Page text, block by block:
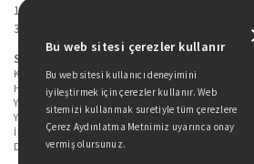
19 Mayıs Cad. Golden Plaza No:1 Kat:10
34360 / Şişli / İstanbul
Sitede Yer Alan Sayfalar
Kitaplarımız
Hakkımızda
Yazarlarımız
Yazar Adayları İçin
İletişim
Duygu Asena Roman Ödülü
Bu web sitesi çerezler kullanır
Bu web sitesi kullanıcı deneyimini
iyileştirmek için çerezler kullanır. Web
sitemizi kullanmak suretiyle tüm çerezlere
Çerez Aydınlatma Metnimiz uyarınca onay
vermiş olursunuz.